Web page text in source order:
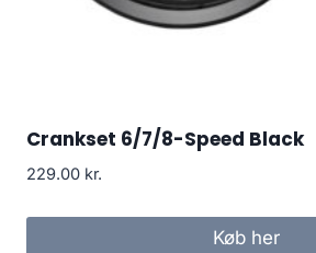
Crankset 6/7/8-Speed Black
229.00 kr.
Køb her